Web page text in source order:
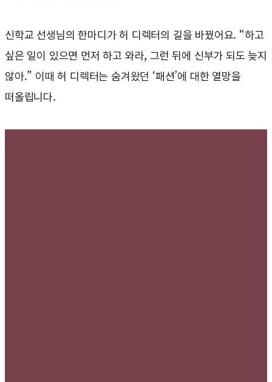
신학교 선생님의 한마디가 허 디렉터의 길을 바꿨어요. “하고
싶은 일이 있으면 먼저 하고 와라, 그런 뒤에 신부가 되도 늦지
않아.” 이때 허 디렉터는 숨겨왔던 ‘패션’에 대한 열망을
떠올립니다.